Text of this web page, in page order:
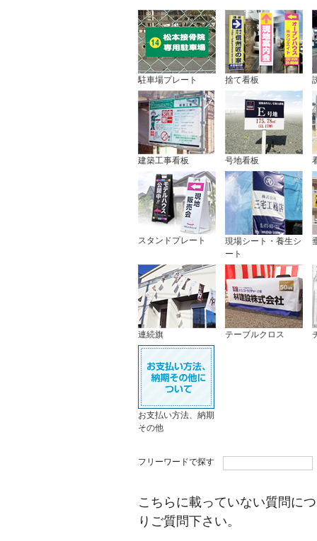
駐車場プレート 捨て看板
建築工事看板 号地看板
スタンドプレート
現場シート・養生シ
ート
連続旗 テーブルクロス
お支払い方法、納期
その他
フリーワードで探す
こちらに載っていない質問に
りご質問下さい。